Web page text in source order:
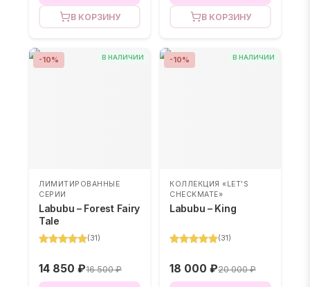
В КОРЗИНУ В КОРЗИНУ
В НАЛИЧИИ
-10%
ЛИМИТИРОВАННЫЕ
СЕРИИ
Labubu – Forest Fairy
Tale
(31 )
14 850 ₽16 500 ₽
В НАЛИЧИИ
-10%
КОЛЛЕКЦИЯ «LET'S
CHECKMATE»
Labubu – King
(31 )
18 000 ₽20 000 ₽